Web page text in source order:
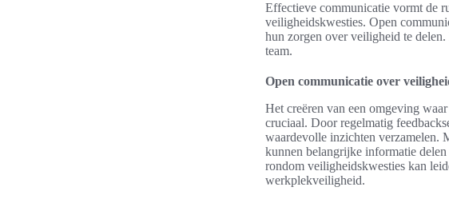
Effectieve communicatie vormt de
veiligheidskwesties. Open
hun zorgen over veiligheid te
team.
Open communicatie over
Het creëren van een omgeving
cruciaal. Door regelmatig
waardevolle inzichten verzamelen.
kunnen belangrijke informatie
rondom veiligheidskwesties kan
werkplekveiligheid.